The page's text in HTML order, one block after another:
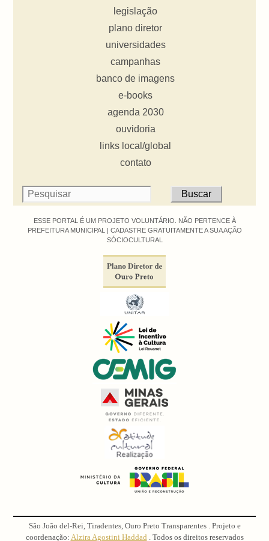
legislação
plano diretor
universidades
campanhas
banco de imagens
e-books
agenda 2030
ouvidoria
links local/global
contato
ESSE PORTAL É UM PROJETO VOLUNTÁRIO. NÃO PERTENCE À
PREFEITURA MUNICIPAL | CADASTRE GRATUITAMENTE A SUA AÇÃO
SÓCIOCULTURAL
São João del-Rei, Tiradentes, Ouro Preto Transparentes . Projeto e
coordenação: Alzira Agostini Haddad . Todos os direitos reservados